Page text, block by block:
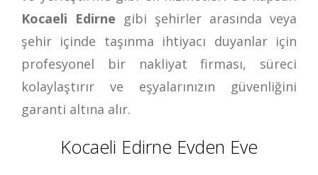
Kocaeli Edirne gibi şehirler arasında veya
şehir içinde taşınma ihtiyacı duyanlar için
profesyonel bir nakliyat firması, süreci
kolaylaştırır ve eşyalarınızın güvenliğini
garanti altına alır.
Kocaeli Edirne Evden Eve